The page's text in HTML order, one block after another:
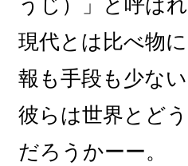
うじ）」と呼ばれ
現代とは比べ物
報も手段も少ない
彼らは世界とど
だろうかーー。